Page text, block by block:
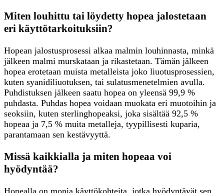
Miten louhittu tai löydetty hopea jalostetaan
eri käyttötarkoituksiin?
Hopean jalostusprosessi alkaa malmin louhinnasta, minkä
jälkeen malmi murskataan ja rikastetaan. Tämän jälkeen
hopea erotetaan muista metalleista joko liuotusprosessien,
kuten syanidiliuotuksen, tai sulatusmenetelmien avulla.
Puhdistuksen jälkeen saatu hopea on yleensä 99,9 %
puhdasta. Puhdas hopea voidaan muokata eri muotoihin ja
seoksiin, kuten sterlinghopeaksi, joka sisältää 92,5 %
hopeaa ja 7,5 % muita metalleja, tyypillisesti kuparia,
parantamaan sen kestävyyttä.
Missä kaikkialla ja miten hopeaa voi
hyödyntää?